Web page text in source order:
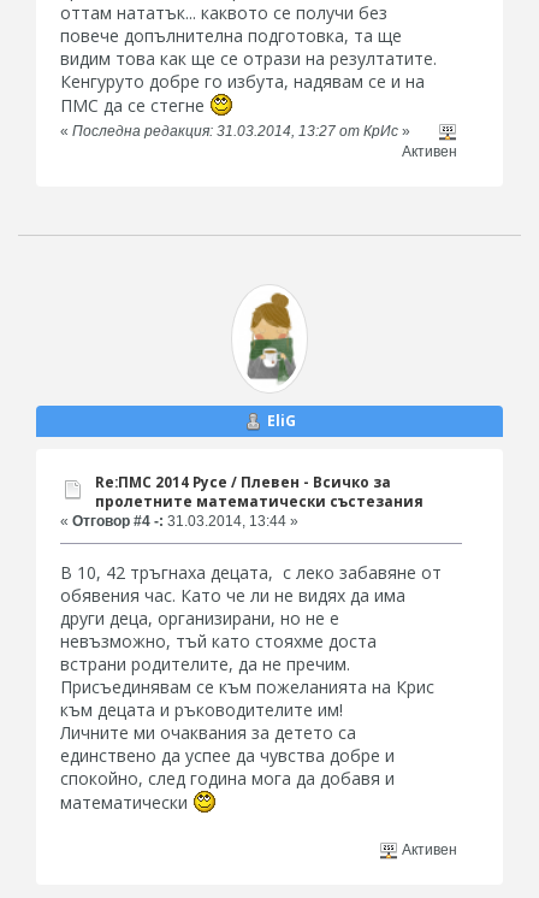
оттам нататък... каквото се получи без
повече допълнителна подготовка, та ще
видим това как ще се отрази на резултатите.
Кенгуруто добре го избута, надявам се и на
ПМС да се стегне
« Последна редакция: 31.03.2014, 13:27 от КрИс »
Активен
EliG
Re:ПМС 2014 Русе / Плевен - Всичко за
пролетните математически състезания
« Отговор #4 -: 31.03.2014, 13:44 »
В 10, 42 тръгнаха децата, с леко забавяне от
обявения час. Като че ли не видях да има
други деца, организирани, но не е
невъзможно, тъй като стояхме доста
встрани родителите, да не пречим.
Присъединявам се към пожеланията на Крис
към децата и ръководителите им!
Личните ми очаквания за детето са
единствено да успее да чувства добре и
спокойно, след година мога да добавя и
математически
Активен